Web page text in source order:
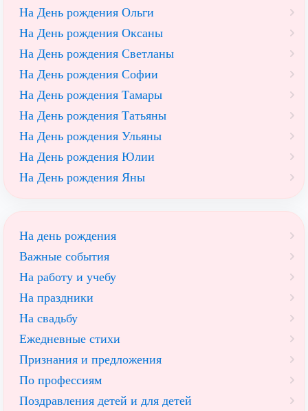
На День рождения Ольги
На День рождения Оксаны
На День рождения Светланы
На День рождения Софии
На День рождения Тамары
На День рождения Татьяны
На День рождения Ульяны
На День рождения Юлии
На День рождения Яны
На день рождения
Важные события
На работу и учебу
На праздники
На свадьбу
Ежедневные стихи
Признания и предложения
По профессиям
Поздравления детей и для детей